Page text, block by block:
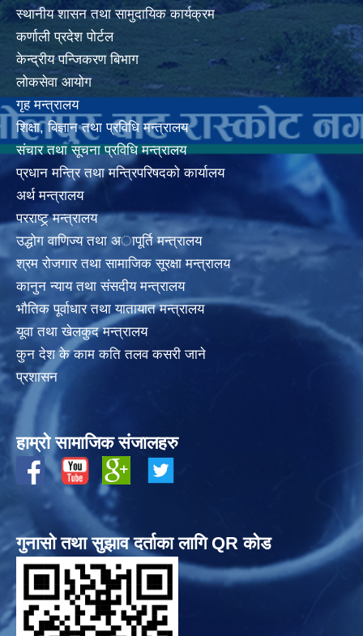
स्थानीय शासन तथा सामुदायिक कार्यक्रम
कर्णाली प्रदेश पोर्टल
केन्द्रीय पन्जिकरण बिभाग
लोकसेवा आयोग
गृह मन्त्रालय
शिक्षा, बिज्ञान तथा प्रविधि मन्त्रालय
संचार तथा सूचना प्रविधि मन्त्रालय
प्रधान मन्त्रि तथा मन्त्रिपरिषदको कार्यालय
अर्थ मन्त्रालय
परराष्ट्र् मन्त्रालय
उद्धोग वाणिज्य तथा अापूर्ति मन्त्रालय
श्रम रोजगार तथा सामाजिक सूरक्षा मन्त्रालय
कानुन न्याय तथा संसदीय मन्त्रालय
भाैतिक पूर्वाधार तथा यातायात मन्त्रालय
यूवा तथा खेलकुद मन्त्रालय
कुन देश के काम कति तलव कसरी जाने
प्रशासन
हाम्रो सामाजिक संजालहरु
गुनासो तथा सुझाव दर्ताका लागि QR कोड